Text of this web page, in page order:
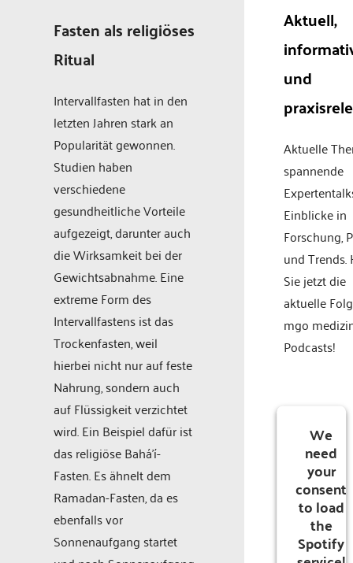
Fasten als religiöses
Ritual
Intervallfasten hat in den
letzten Jahren stark an
Popularität gewonnen.
Studien haben
verschiedene
gesundheitliche Vorteile
aufgezeigt, darunter auch
die Wirksamkeit bei der
Gewichtsabnahme. Eine
extreme Form des
Intervallfastens ist das
Trockenfasten, weil
hierbei nicht nur auf feste
Nahrung, sondern auch
auf Flüssigkeit verzichtet
wird. Ein Beispiel dafür ist
das religiöse Bahá’í-
Fasten. Es ähnelt dem
Ramadan-Fasten, da es
ebenfalls vor
Sonnenaufgang startet
Aktuell,
und
Aktuelle
spannende
Einblicke in
Forschung,
und Trends.
Sie jetzt die
aktuelle
mgo
Podcasts!
We
need
your
consent
to load
the
Spotify